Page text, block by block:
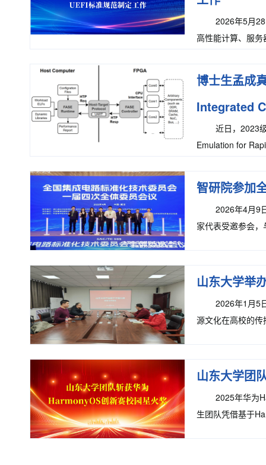
2026年5月
高性能计算、服
博士生孟成
Integrated
近日，2023
Emulation for
智研院参加
2026年4月9
家代表受邀参会
山东大学举
2026年1月5
源文化在高校的
山东大学团
2025年华为
生团队凭借基于